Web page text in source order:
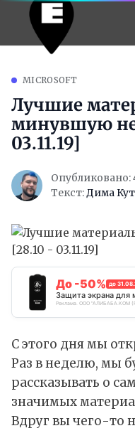
MICROSOFT
Лучшие
минувшую
03.11.19]
Опубликовано:
Текст:Дима
До -50% до
Защита экрана для
Реклама. ООО "АЛИБАБА.КОМ
С этого дня мы
Раз в неделю, мы
рассказывать о
значимых
Вдруг вы чего-то